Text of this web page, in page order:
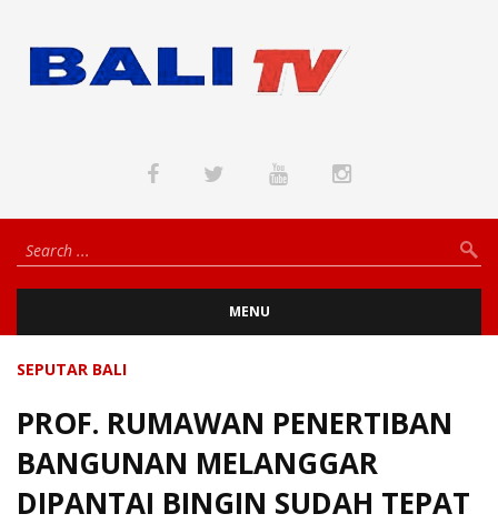
MENU
SEPUTAR BALI
PROF. RUMAWAN PENERTIBAN
BANGUNAN MELANGGAR
DIPANTAI BINGIN SUDAH TEPAT